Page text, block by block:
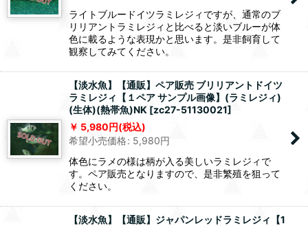
ライトブルードイツラミレジィですが、通常のブ
リリアントラミレジィと比べると淡いブルーが体
色に載るような表現かと思います。是非飼育して
観察してみてください。
【淡水魚】【通販】ペア販売 ブリリアントドイツ
ラミレジィ【１ペア サンプル画像】(ラミレジィ)
(生体)(熱帯魚)NK [zc27-51130021]
5,980円(税込)
希望小売価格: 5,980円
体色にラメの様は柄が入る美しいラミレジィで
す。ペア販売となりますので、是非繁殖を狙って
ください。
【淡水魚】【通販】ジャパンレッドラミレジィ【1